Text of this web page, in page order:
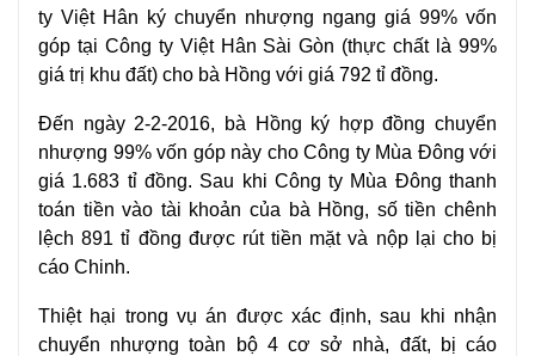
ty Việt Hân ký chuyển nhượng ngang giá 99% vốn
góp tại Công ty Việt Hân Sài Gòn (thực chất là 99%
giá trị khu đất) cho bà Hồng với giá 792 tỉ đồng.
Đến ngày 2-2-2016, bà Hồng ký hợp đồng chuyển
nhượng 99% vốn góp này cho Công ty Mùa Đông với
giá 1.683 tỉ đồng. Sau khi Công ty Mùa Đông thanh
toán tiền vào tài khoản của bà Hồng, số tiền chênh
lệch 891 tỉ đồng được rút tiền mặt và nộp lại cho bị
cáo Chinh.
Thiệt hại trong vụ án được xác định, sau khi nhận
chuyển nhượng toàn bộ 4 cơ sở nhà, đất, bị cáo